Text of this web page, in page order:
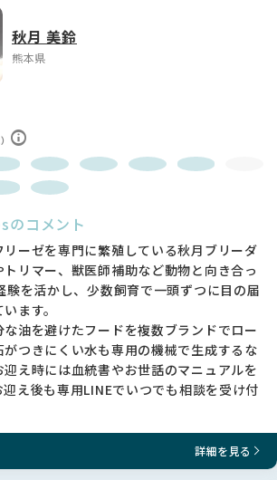
きれない魅力がありますので、 ぜひ一
らしてください☺️
いいかわからない」 そんな方もご安心く
まで、しっかりサポートさせていただき
ください💌
くまで目安となります。個体差がございま
ださい。
秋月 美鈴
熊本県
コメント
ーゼを専門に繁殖している秋月ブリーダ
リマー、獣医師補助など動物と向き合っ
験を活かし、少数飼育で一頭ずつに目の届
ます。
油を避けたフードを複数ブランドでロー
つきにくい水も専用の機械で生成するな
え時には血統書やお世話のマニュアルを
え後も専用LINEでいつでも相談を受け付
詳細を見る